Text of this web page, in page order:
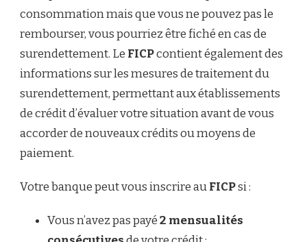
consommation mais que vous ne pouvez pas le
rembourser, vous pourriez être fiché en cas de
surendettement. Le FICPcontient également des
informations sur les mesures de traitement du
surendettement, permettant aux établissements
de crédit d’évaluer votre situation avant de vous
accorder de nouveaux crédits ou moyens de
paiement.
Votre banque peut vous inscrire auFICPsi :
Vous n’avez pas payé2 mensualités